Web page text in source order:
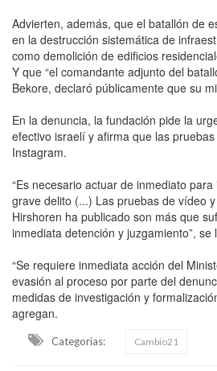
Advierten, además, que el batallón de
en la destrucción sistemática de
como demolición de edificios
Y que “el comandante adjunto del
Bekore, declaró públicamente que su
En la denuncia, la fundación pide la
efectivo israelí y afirma que las
Instagram.
“Es necesario actuar de inmediato
grave delito (...) Las pruebas de vídeo
Hirshoren ha publicado son más que
inmediata detención y juzgamiento”,
“Se requiere inmediata acción del
evasión al proceso por parte del
medidas de investigación y
agregan.
Categorias: Cambio21